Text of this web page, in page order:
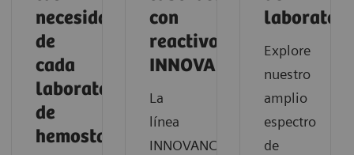
necesidades
de
cada
laboratorio
de
hemostasia
con
reactivos
INNOVANCE?
La
línea
INNOVANCE®
Explore
nuestro
amplio
espectro
de